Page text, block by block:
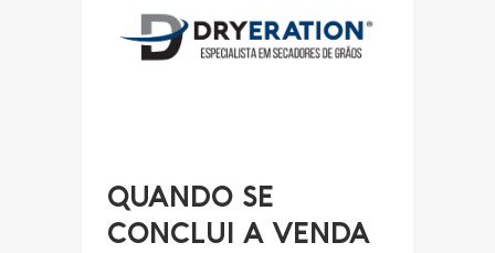
QUANDO SE
CONCLUI A VENDA